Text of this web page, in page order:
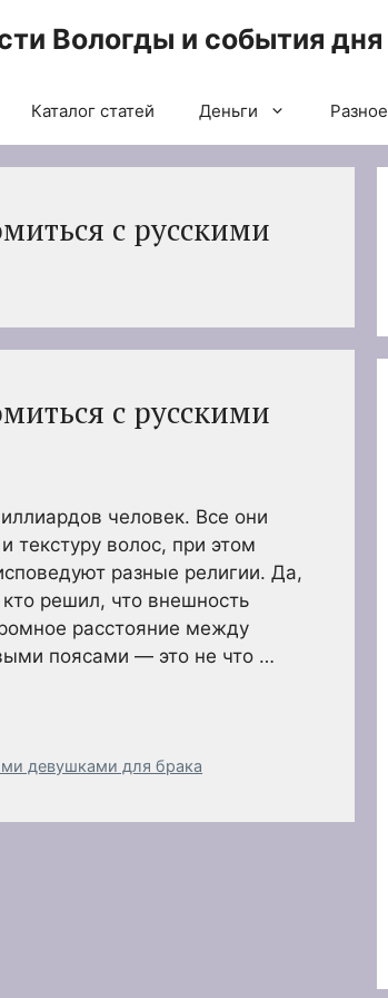
Вологды и события дня
Каталог статей Деньги Разное
с русскими
с русскими
человек. Все они
текстуру волос, при этом
разные религии. Да,
решил, что внешность
расстояние между
поясами — это не что …
девушками для брака